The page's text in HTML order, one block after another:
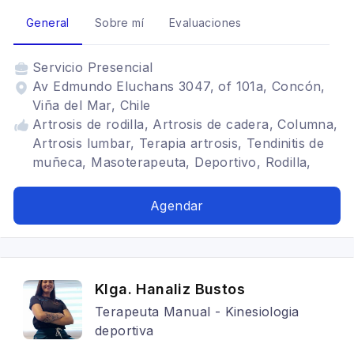
General Sobre mí Evaluaciones
Servicio Presencial
Av Edmundo Eluchans 3047, of 101a, Concón,
Viña del Mar, Chile
Artrosis de rodilla, Artrosis de cadera, Columna,
Artrosis lumbar, Terapia artrosis, Tendinitis de
muñeca, Masoterapeuta, Deportivo, Rodilla,
Agendar
Klga. Hanaliz Bustos
Terapeuta Manual - Kinesiologia
deportiva